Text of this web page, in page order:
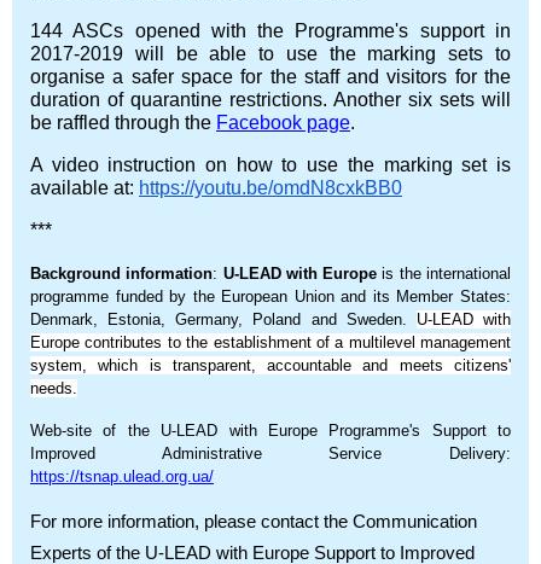
144 ASCs opened with the Programme's support in
2017-2019 will be able to use the marking sets to
organise a safer space for the staff and visitors for the
duration of quarantine restrictions. Another six sets will
be raffled through the Facebook page.
A video instruction on how to use the marking set is
available at: https://youtu.be/omdN8cxkBB0
***
Background information: U-LEAD with Europe is the international
programme funded by the European Union and its Member States:
Denmark, Estonia, Germany, Poland and Sweden. U-LEAD with
Europe contributes to the establishment of a multilevel management
system, which is transparent, accountable and meets citizens'
needs.
Web-site of the U-LEAD with Europe Programme's Support to
Improved Administrative Service Delivery:
https://tsnap.ulead.org.ua/
For more information, please contact the Communication
Experts of the U-LEAD with Europe Support to Improved